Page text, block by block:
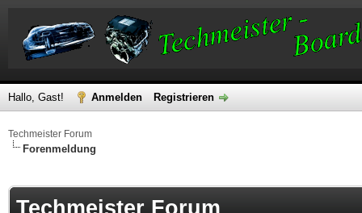
Hallo, Gast! Anmelden Registrieren
Techmeister Forum
Forenmeldung
Techmeister Forum